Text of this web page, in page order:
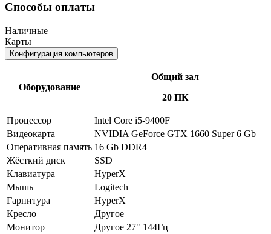
Способы оплаты
Наличные
Карты
Конфигурация компьютеров
Оборудование
Общий зал
20 ПК
Процессор
Intel Core i5-9400F
Видеокарта
NVIDIA GeForce GTX 1660 Super 6 Gb
Оперативная память 16 Gb DDR4
Жёсткий диск
SSD
Клавиатура
HyperX
Мышь
Logitech
Гарнитура
HyperX
Кресло
Другое
Монитор
Другое 27" 144Гц